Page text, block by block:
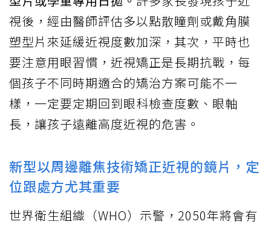
視後，經由醫師評估多以點散瞳劑或戴角膜
塑型片來延緩近視度數加深，其次，平時也
要注意用眼習慣，近視矯正是長期抗戰，每
個孩子不同時期適合的矯治方案可能不一
樣，一定要定期回到眼科檢查度數、眼軸
長，讓孩子遠離高度近視的危害。
新型以周邊離焦技術矯正近視的鏡片，定
位跟處方尤其重要
世界衛生組織（WHO）示警，2050年將會有